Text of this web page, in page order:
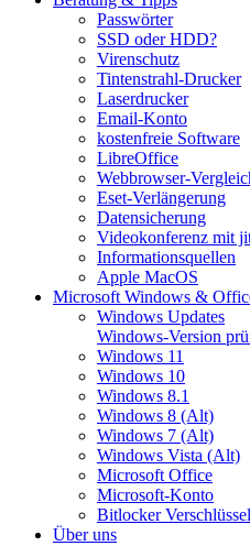
Passwörter
SSD oder HDD?
Virenschutz
Tintenstrahl-Drucker
Laserdrucker
Email-Konto
kostenfreie Software
LibreOffice
Webbrowser-
Eset-Verlängerung
Datensicherung
Videokonferenz mit
Informationsquellen
Apple MacOS
Microsoft Windows &
Windows Updates
Windows-Version
Windows 11
Windows 10
Windows 8.1
Windows 8 (Alt)
Windows 7 (Alt)
Windows Vista (Alt)
Microsoft Office
Microsoft-Konto
Bitlocker
Über uns